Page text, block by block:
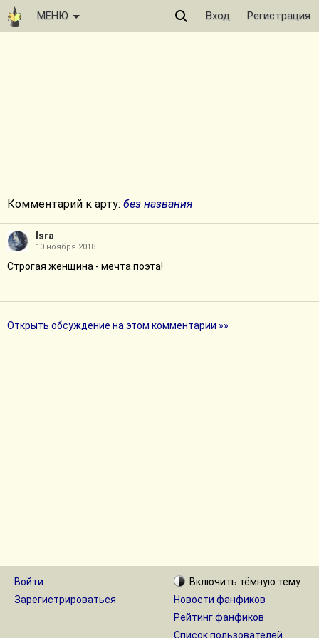
МЕНЮ Вход Регистрация
Комментарий к арту: без названия
Isra
10 ноября 2018
Строгая женщина - мечта поэта!
Открыть обсуждение на этом комментарии »»
Войти
Зарегистрироваться
Включить тёмную тему
Новости фанфиков
Рейтинг фанфиков
Список пользователей